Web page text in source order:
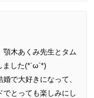
顎木あくみ先生とタム
ました(*´ω`*)
で大好きになって、
でとっても楽しみにし